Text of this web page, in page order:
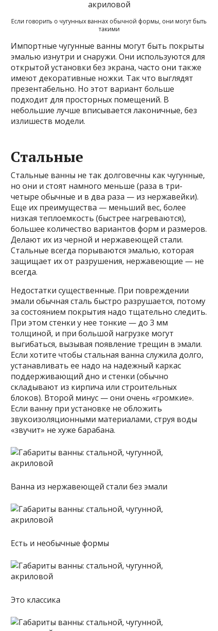
Если говорить о чугунных ваннах обычной формы, они могут быть
такими
Импортные чугунные ванны могут быть покрыты
эмалью изнутри и снаружи. Они используются для
открытой установки без экрана, часто они также
имеют декоративные ножки. Так что выглядят
презентабельно. Но этот вариант больше
подходит для просторных помещений. В
небольшие лучше вписывается лаконичные, без
излишеств модели.
Стальные
Стальные ванны не так долговечны как чугунные,
но они и стоят намного меньше (раза в три-
четыре обычные и в два раза — из нержавейки).
Еще их преимущества — меньший вес, более
низкая теплоемкость (быстрее нагреваются),
большее количество вариантов форм и размеров.
Делают их из черной и нержавеющей стали.
Стальные всегда порываются эмалью, которая
защищает их от разрушения, нержавеющие — не
всегда.
Недостатки существенные. При повреждении
эмали обычная сталь быстро разрушается, потому
за состоянием покрытия надо тщательно следить.
При этом стенки у нее тонкие — до 3 мм
толщиной, и при большой нагрузке могут
выгибаться, вызывая появление трещин в эмали.
Если хотите чтобы стальная ванна служила долго,
устанавливать ее надо на надежный каркас
поддерживающий дно и стенки (обычно
складывают из кирпича или строительных
блоков). Второй минус — они очень «громкие».
Если ванну при установке не обложить
звукоизоляционными материалами, струя воды
«звучит» не хуже барабана.
Ванна из нержавеющей стали без эмали
Есть и необычные формы
Это классика